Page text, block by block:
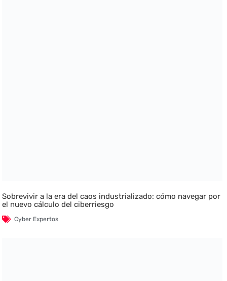
Sobrevivir a la era del caos industrializado: cómo navegar por
el nuevo cálculo del ciberriesgo
Cyber Expertos